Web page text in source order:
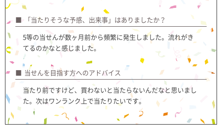
「当たりそうな予感、出来事」はありましたか？
5等の当せんが数ヶ月前から頻繁に発生しました。流れがき
てるのかなと感じました。
当せんを目指す方へのアドバイス
当たり前ですけど、買わないと当たらないんだなと思いまし
た。次はワンランク上で当たりたいです。